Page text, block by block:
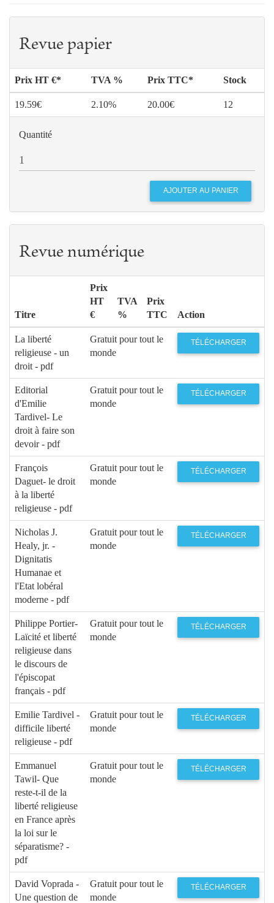
Revue papier
Prix HT €* TVA % Prix TTC* Stock
19.59€ 2.10% 20.00€ 12
Quantité
Revue numérique
Titre
Prix
HT
€
TVA
%
Prix
TTC
Action
La liberté
religieuse - un
droit - pdf
Gratuit pour tout le
monde
TÉLÉCHARGER
Editorial
d'Emilie
Tardivel- Le
droit à faire son
devoir - pdf
Gratuit pour tout le
monde
TÉLÉCHARGER
François
Daguet- le droit
à la liberté
religieuse - pdf
Gratuit pour tout le
monde
TÉLÉCHARGER
Nicholas J.
Healy, jr. -
Dignitatis
Humanae et
l'Etat lobéral
moderne - pdf
Gratuit pour tout le
monde
TÉLÉCHARGER
Philippe Portier-
Laïcité et liberté
religieuse dans
le discours de
l'épiscopat
français - pdf
Gratuit pour tout le
monde
TÉLÉCHARGER
Emilie Tardivel -
difficile liberté
religieuse - pdf
Gratuit pour tout le
monde
TÉLÉCHARGER
Emmanuel
Tawil- Que
reste-t-il de la
liberté religieuse
en France après
la loi sur le
séparatisme? -
pdf
Gratuit pour tout le
monde
TÉLÉCHARGER
David Voprada -
Une question de
Gratuit pour tout le
monde
TÉLÉCHARGER